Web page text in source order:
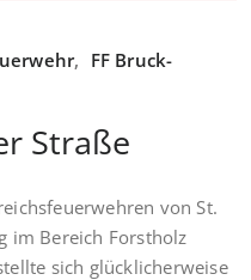
, FF Bruck-
Straße
von St.
im Bereich Forstholz
sich glücklicherweise